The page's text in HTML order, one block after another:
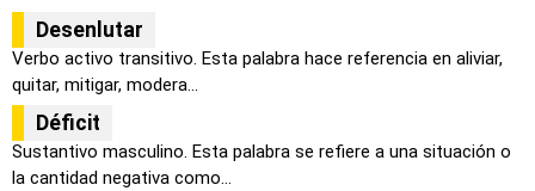
Desenlutar
Verbo activo transitivo. Esta palabra hace referencia en aliviar,
quitar, mitigar, modera...
Déficit
Sustantivo masculino. Esta palabra se refiere a una situación o
la cantidad negativa como...